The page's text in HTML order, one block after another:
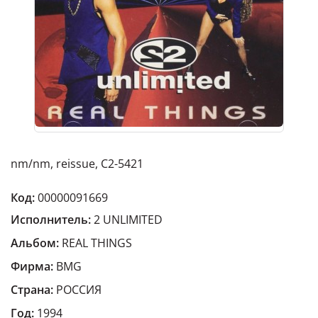
nm/nm, reissue, C2-5421
Код:00000091669
Исполнитель:2 UNLIMITED
Альбом: REAL THINGS
Фирма: BMG
Страна: РОССИЯ
Год: 1994